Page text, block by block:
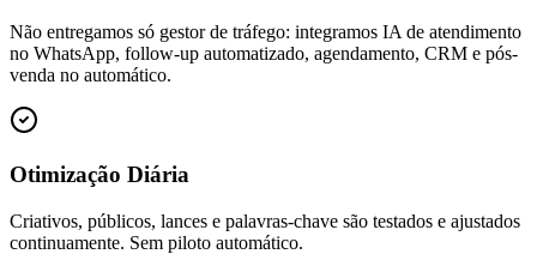
Não entregamos só gestor de tráfego: integramos IA de atendimento
no WhatsApp, follow-up automatizado, agendamento, CRM e pós-
venda no automático.
Otimização Diária
Criativos, públicos, lances e palavras-chave são testados e ajustados
continuamente. Sem piloto automático.